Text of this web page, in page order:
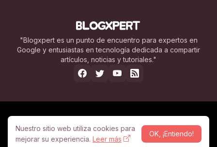
"Blogxpert es un punto de encuentro para expertos en
Google y entusiastas en tecnología dedicada a compartir
artículos, noticias y tutoriales."
© Copyright 2005 - 2026
Nuestro sitio web utiliza cookies para
mejorar su experiencia. Leer más
OK, ¡Entiendo!